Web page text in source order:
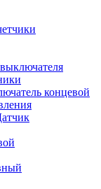
концевой